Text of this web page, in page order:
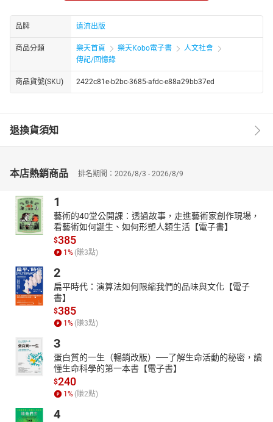
品牌 遠流出版
商品分類 樂天首頁 樂天Kobo電子書
人文社會
傳記/回憶錄
商品貨號(SKU) 2422c81e-b2bc-3685-afdc-e88a29bb37ed
退換貨須知
本店熱銷商品 排名期間：2026/8/3 - 2026/8/9
1
藝術的40堂公開課：透過故事，走進藝術家創作現場，
看藝術如何誕生、如何形塑人類生活【電子書】
$385
1 % (賺3點)
2
扁平時代：演算法如何限縮我們的品味與文化【電子
書】
$385
1 % (賺3點)
3
蛋白質的一生（暢銷改版）──了解生命活動的秘密，讀
懂生命科學的第一本書【電子書】
$240
1 % (賺2點)
4